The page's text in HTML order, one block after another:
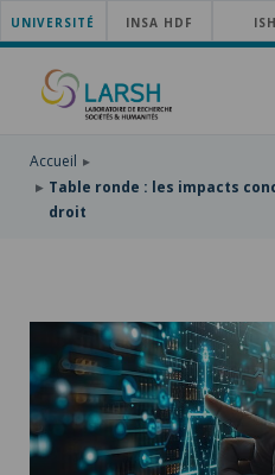
ACCÉDER
AU
MENU
PRINCIPAL
ALLER
AU
CONTENU
ACCÉDER
RECHERCHE
UNIVERSITÉ INSA HDF ISH
Accueil
Table ronde : les impacts
droit